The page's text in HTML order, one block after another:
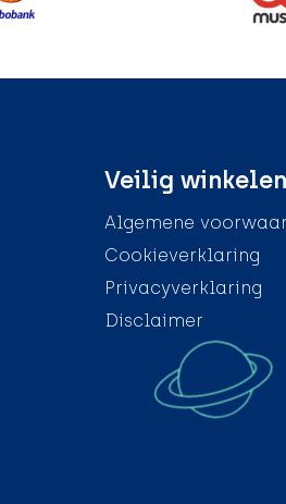
Veilig winkelen
Algemene
Cookieverklaring
Privacyverklaring
Disclaimer